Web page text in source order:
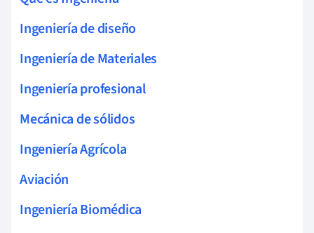
Ingeniería de diseño
Ingeniería de Materiales
Ingeniería profesional
Mecánica de sólidos
Ingeniería Agrícola
Aviación
Ingeniería Biomédica